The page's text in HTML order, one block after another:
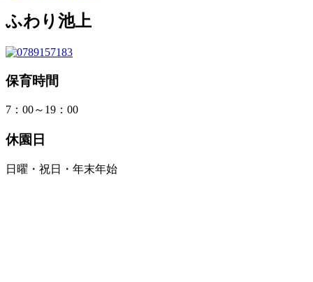
ふわり池上
保育時間
7：00～19：00
休園日
日曜・祝日・年末年始